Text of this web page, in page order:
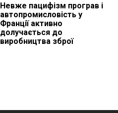
Невже пацифізм програв і
автопромисловість у
Франції активно
долучається до
виробництва зброї